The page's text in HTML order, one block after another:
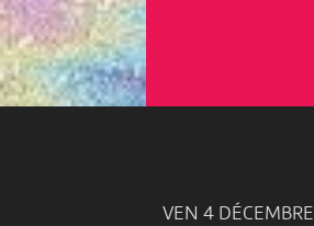
VEN 4 DÉCEMBRE